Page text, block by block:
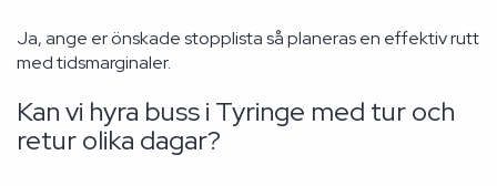
Ja, ange er önskade stopplista så planeras en effektiv rutt
med tidsmarginaler.
Kan vi hyra buss i Tyringe med tur och
retur olika dagar?